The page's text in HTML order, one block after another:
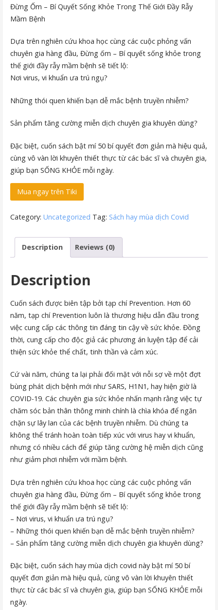
was:
109.000 ₫.
is:
Đừng Ốm – Bí Quyết Sống Khỏe Trong Thế Giới Đầy Rẫy
Mầm Bệnh
Dựa trên nghiên cứu khoa học cùng các cuộc phỏng vấn
chuyên gia hàng đầu, Đừng ốm – Bí quyết sống khỏe trong
thế giới đầy rẫy mầm bệnh sẽ tiết lộ:
Nơi virus, vi khuẩn ưa trú ngụ?
Những thói quen khiến bạn dễ mắc bệnh truyền nhiễm?
Sản phẩm tăng cường miễn dịch chuyên gia khuyên dùng?
Đặc biệt, cuốn sách bật mí 50 bí quyết đơn giản mà hiệu quả,
cùng vô vàn lời khuyên thiết thực từ các bác sĩ và chuyên gia,
giúp bạn SỐNG KHỎE mỗi ngày.
Mua ngay trên Tiki
Category: Uncategorized Tag: Sách hay mùa dịch Covid
Description Reviews (0)
Description
Cuốn sách được biên tập bởi tạp chí Prevention. Hơn 60
năm, tạp chí Prevention luôn là thương hiệu dẫn đầu trong
việc cung cấp các thông tin đáng tin cậy về sức khỏe. Đồng
thời, cung cấp cho độc giả các phương án luyện tập để cải
thiện sức khỏe thể chất, tinh thần và cảm xúc.
Cứ vài năm, chúng ta lại phải đối mặt với nỗi sợ về một đợt
bùng phát dịch bệnh mới như SARS, H1N1, hay hiện giờ là
COVID-19. Các chuyên gia sức khỏe nhấn mạnh rằng việc tự
chăm sóc bản thân thông minh chính là chìa khóa để ngăn
chặn sự lây lan của các bệnh truyền nhiễm. Dù chúng ta
không thể tránh hoàn toàn tiếp xúc với virus hay vi khuẩn,
nhưng có nhiều cách để giúp tăng cường hệ miễn dịch cũng
như giảm phơi nhiễm với mầm bệnh.
Dựa trên nghiên cứu khoa học cùng các cuộc phỏng vấn
chuyên gia hàng đầu, Đừng ốm – Bí quyết sống khỏe trong
thế giới đầy rẫy mầm bệnh sẽ tiết lộ:
– Nơi virus, vi khuẩn ưa trú ngụ?
– Những thói quen khiến bạn dễ mắc bệnh truyền nhiễm?
– Sản phẩm tăng cường miễn dịch chuyên gia khuyên dùng?
Đặc biệt, cuốn sách hay mùa dịch covid này bật mí 50 bí
quyết đơn giản mà hiệu quả, cùng vô vàn lời khuyên thiết
thực từ các bác sĩ và chuyên gia, giúp bạn SỐNG KHỎE mỗi
ngày.